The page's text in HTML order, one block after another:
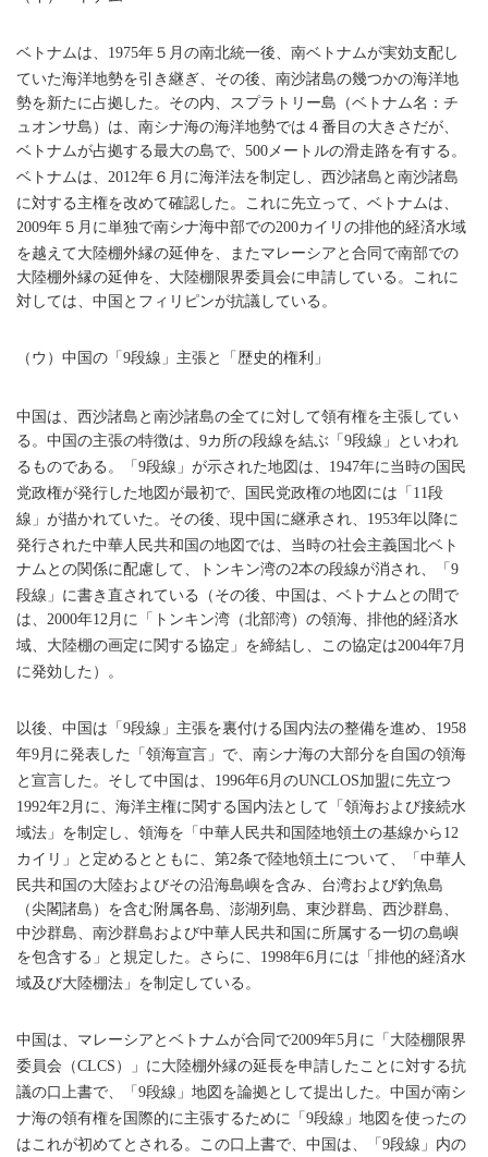
ベトナムは、 1975年５月の南北統一後、南ベトナムが実効支配し
ていた海洋地勢を引き継ぎ、その後、南沙諸島の幾つかの海洋地
勢を新たに占拠した。その内、スプラトリー島（ベトナム名：チ
ュオンサ島）は、南シナ海の海洋地勢では４番目の大きさだが、
ベトナムが占拠する最大の島で、
500メートルの滑走路を有する。
ベトナムは、
2012年６月に海洋法を制定し、西沙諸島と南沙諸島
に対する主権を改めて確認した。これに先立って、ベトナムは、
2009年５月に単独で南シナ海中部での200カイリの排他的経済水域
を越えて大陸棚外縁の延伸を、またマレーシアと合同で南部での
大陸棚外縁の延伸を、大陸棚限界委員会に申請している。これに
対しては、中国とフィリピンが抗議している。
（ウ）中国の「9段線」主張と「歴史的権利」
中国は、西沙諸島と南沙諸島の全てに対して領有権を主張してい
る。中国の主張の特徴は、
9カ所の段線を結ぶ「9段線」といわれ
るものである。「9段線」が示された地図は、 1947年に当時の国民
党政権が発行した地図が最初で、国民党政権の地図には「11段
線」が描かれていた。その後、現中国に継承され、
1953年以降に
発行された中華人民共和国の地図では、当時の社会主義国北ベト
ナムとの関係に配慮して、トンキン湾の2本の段線が消され、「9
段線」に書き直されている（その後、中国は、ベトナムとの間で
は、
2000年12月に「トンキン湾（北部湾）の領海、排他的経済水
域、大陸棚の画定に関する協定」を締結し、この協定は2004年7月
に発効した）。
以後、中国は「9段線」主張を裏付ける国内法の整備を進め、 1958
年9月に発表した「領海宣言」で、南シナ海の大部分を自国の領海
と宣言した。そして中国は、
1996年6月のUNCLOS加盟に先立つ
1992年2月に、海洋主権に関する国内法として「領海および接続水
域法」を制定し、領海を「中華人民共和国陸地領土の基線から 12
カイリ」と定めるとともに、第2条で陸地領土について、「中華人
民共和国の大陸およびその沿海島嶼を含み、台湾および釣魚島
（尖閣諸島）を含む附属各島、澎湖列島、東沙群島、西沙群島、
中沙群島、南沙群島および中華人民共和国に所属する一切の島嶼
を包含する」と規定した。さらに、
1998年6月には「排他的経済水
域及び大陸棚法」を制定している。
中国は、マレーシアとベトナムが合同で2009年5月に「大陸棚限界
委員会（CLCS ）」に大陸棚外縁の延長を申請したことに対する抗
議の口上書で、「9段線」地図を論拠として提出した。中国が南シ
ナ海の領有権を国際的に主張するために「9段線」地図を使ったの
はこれが初めてとされる。この口上書で、中国は、「9段線」内の